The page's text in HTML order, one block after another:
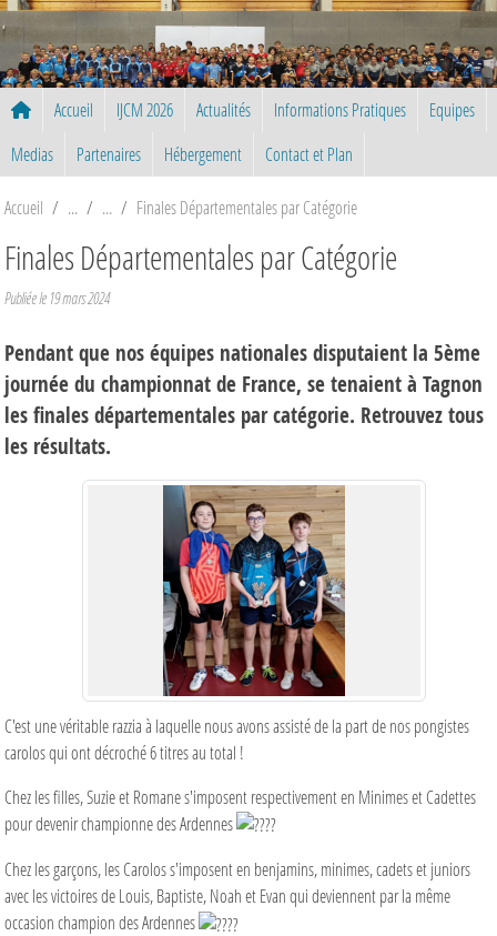
Accueil IJCM 2026 Actualités Informations Pratiques
Equipes
Medias
Partenaires Hébergement Contact et Plan
Accueil Finales Départementales par Catégorie
Finales Départementales par Catégorie
Publiée le 19 mars 2024
Pendant que nos équipes nationales disputaient la 5ème
journée du championnat de France, se tenaient à Tagnon
les finales départementales par catégorie. Retrouvez tous
les résultats.
C'est une véritable razzia à laquelle nous avons assisté de la part de nos pongistes
carolos qui ont décroché 6 titres au total !
Chez les filles, Suzie et Romane s'imposent respectivement en Minimes et Cadettes
pour devenir championne des Ardennes
Chez les garçons, les Carolos s'imposent en benjamins, minimes, cadets et juniors
avec les victoires de Louis, Baptiste, Noah et Evan qui deviennent par la même
occasion champion des Ardennes
Panneau de gestion des cookies